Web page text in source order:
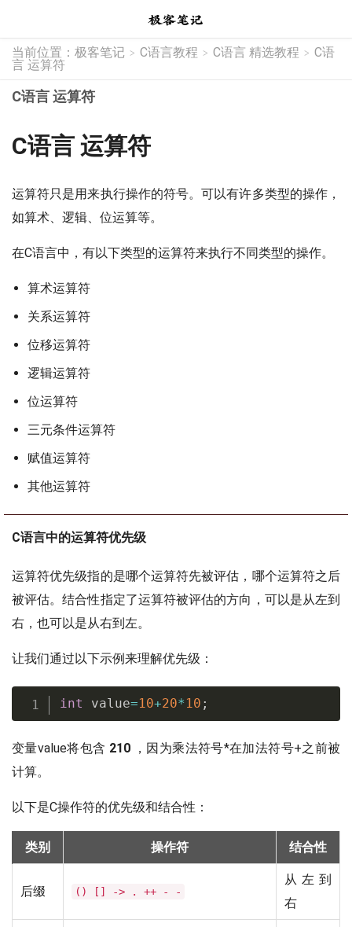
当前位置： 极客笔记 > C语言教程 > C语言 精选教程 > C语
言 运算符
C语言 运算符
C语言 运算符
运算符只是用来执行操作的符号。可以有许多类型的操作，
如算术、逻辑、位运算等。
在C语言中，有以下类型的运算符来执行不同类型的操作。
算术运算符
关系运算符
位移运算符
逻辑运算符
位运算符
三元条件运算符
赋值运算符
其他运算符
C语言中的运算符优先级
运算符优先级指的是哪个运算符先被评估，哪个运算符之后
被评估。结合性指定了运算符被评估的方向，可以是从左到
右，也可以是从右到左。
让我们通过以下示例来理解优先级：
int value=10+20* 10 ;
变量value将包含 210，因为乘法符号*在加法符号+之前被
计算。
以下是C操作符的优先级和结合性：
类别 操作符 结合性
后缀 () [] -> . ++ - -
从左到
右